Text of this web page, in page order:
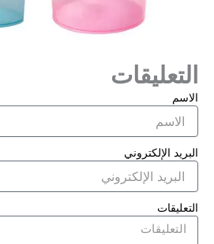
التعليقات
الاسم
البريد الإلكتروني
التعليقات